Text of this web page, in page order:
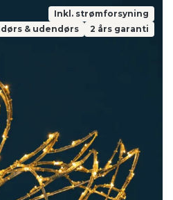
Inkl. strømforsyning
& udendørs
2 års garanti